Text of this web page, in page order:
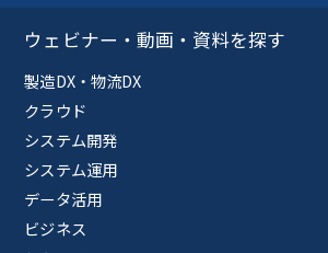
ウェビナー・動画・資料を探す
製造DX・物流DX
クラウド
システム開発
システム運用
データ活用
ビジネス